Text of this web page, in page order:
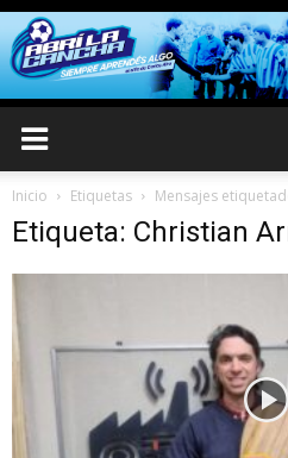
Inicio Etiquetas Mensajes
Etiqueta: Christian